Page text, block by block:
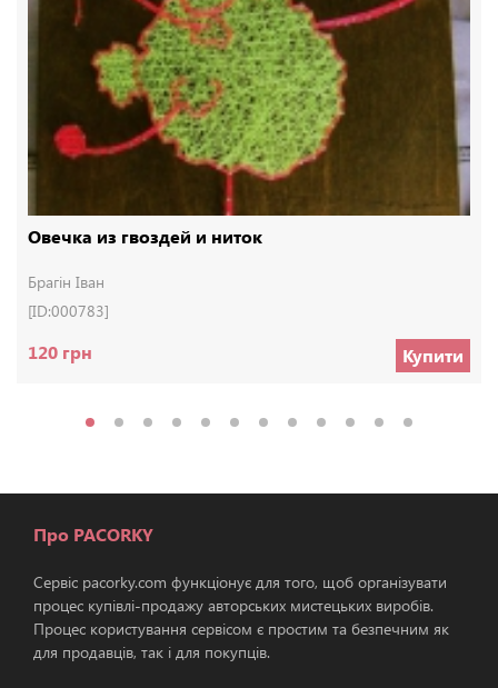
Овечка из гвоздей и ниток
Брагін Іван
[ID:000783]
120 грн Купити
Про PACORKY
Сервіс pacorky.com функціонує для того, щоб організувати
процес купівлі-продажу авторських мистецьких виробів.
Процес користування сервісом є простим та безпечним як
для продавців, так і для покупців.